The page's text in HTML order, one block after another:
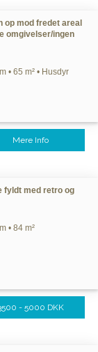
op mod fredet areal
omgivelser/ingen
• 65 m² • Husdyr
Mere Info
fyldt med retro og
• 84 m²
- 5000 DKK